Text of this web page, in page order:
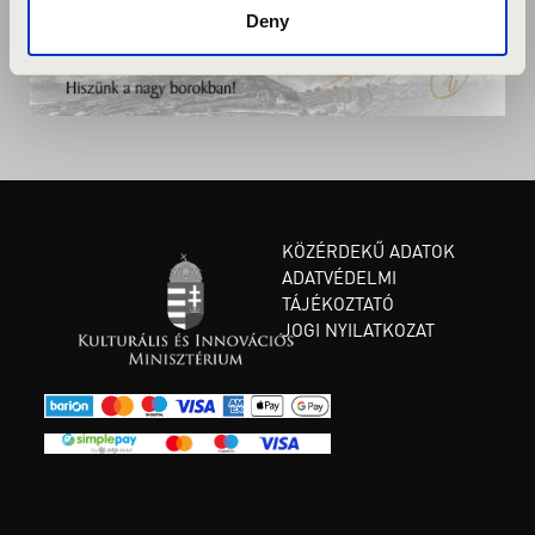
Deny
KÖZÉRDEKŰ ADATOK
ADATVÉDELMI
TÁJÉKOZTATÓ
JOGI NYILATKOZAT